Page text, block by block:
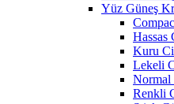
Yüz Güneş
Hassas
Kuru
Lekeli
Normal
Renkli